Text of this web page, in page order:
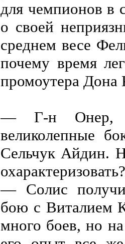
для чемпионов в
о своей
среднем весе
почему время
промоутера
— Г-н Онер,
великолепные
Сельчук Айдин.
охарактеризовать?
— Солис
бою с Виталием
много боев, но